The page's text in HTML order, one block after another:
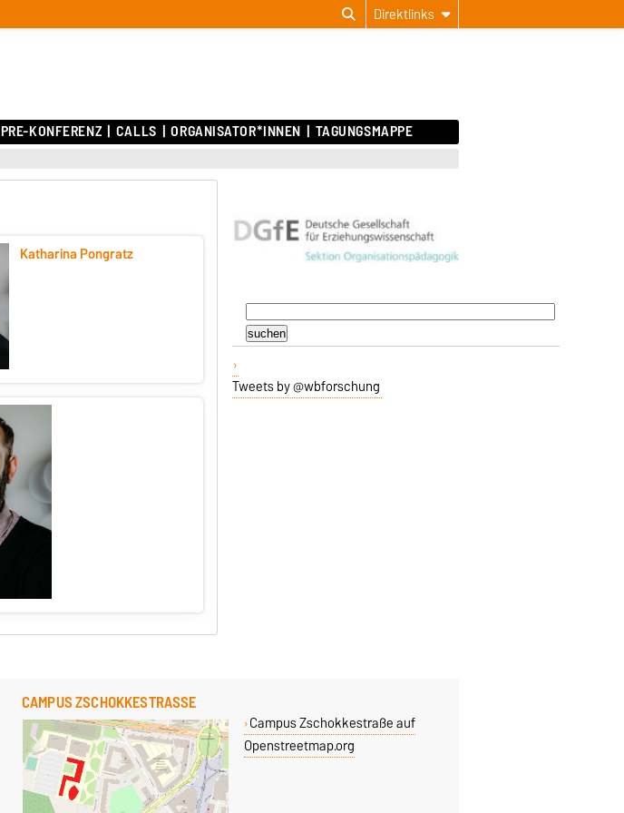
Direktlinks
PRE-KONFERENZ CALLS ORGANISATOR*INNEN TAGUNGSMAPPE
Katharina Pongratz
Tweets by @wbforschung
CAMPUS ZSCHOKKESTRASSE
Campus Zschokkestraße auf
Openstreetmap.org